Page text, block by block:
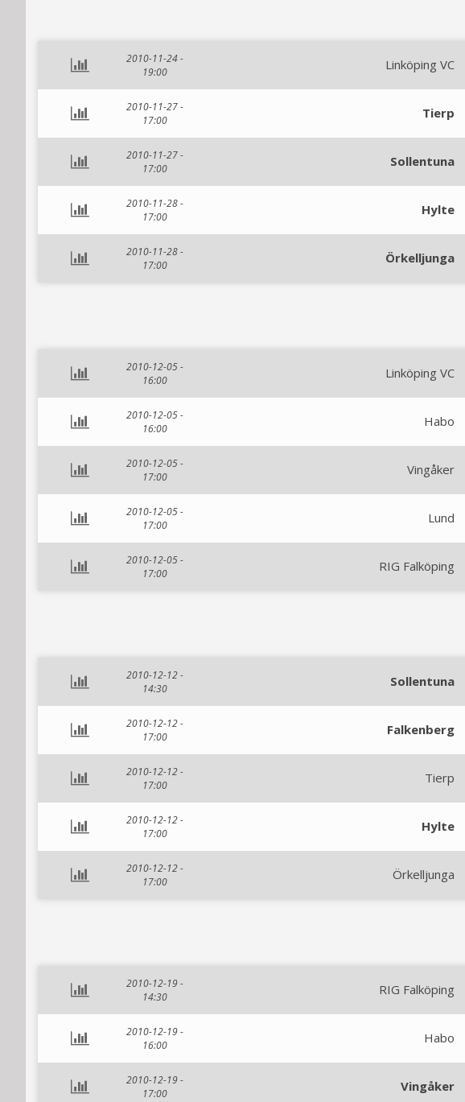
2010-11-24 -
19:00
Linköping VC
2010-11-27 -
17:00
Tierp
2010-11-27 -
17:00
Sollentuna
2010-11-28 -
17:00
Hylte
2010-11-28 -
17:00
Örkelljunga
2010-12-05 -
16:00
Linköping VC
2010-12-05 -
16:00
Habo
2010-12-05 -
17:00
Vingåker
2010-12-05 -
17:00
Lund
2010-12-05 -
17:00
RIG Falköping
2010-12-12 -
14:30
Sollentuna
2010-12-12 -
17:00
Falkenberg
2010-12-12 -
17:00
Tierp
2010-12-12 -
17:00
Hylte
2010-12-12 -
17:00
Örkelljunga
2010-12-19 -
14:30
RIG Falköping
2010-12-19 -
16:00
Habo
2010-12-19 -
17:00
Vingåker